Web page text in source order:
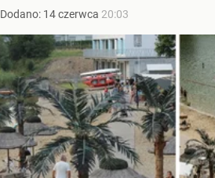
Dodano: 14czerwca 20:03